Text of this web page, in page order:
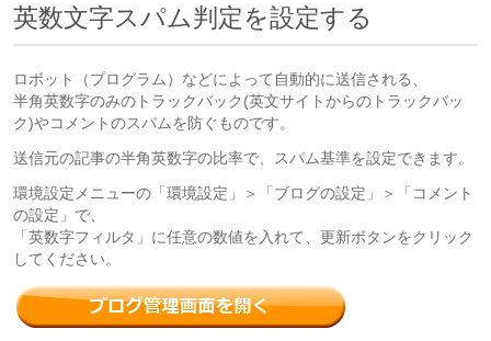
英数文字スパム判定を設定する
ロボット（プログラム）などによって自動的に送信される、
半角英数字のみのトラックバック(英文サイトからのトラックバッ
ク)やコメントのスパムを防ぐものです。
送信元の記事の半角英数字の比率で、スパム基準を設定できます。
環境設定メニューの「環境設定」＞「ブログの設定」＞「コメント
の設定」で、
「英数字フィルタ」に任意の数値を入れて、更新ボタンをクリック
してください。